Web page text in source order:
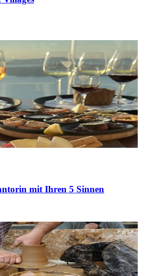
mit Ihren 5 Sinnen